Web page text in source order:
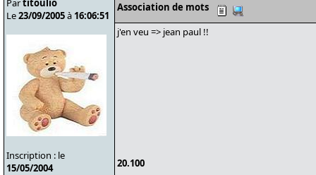
Partitoulio
Le23/09/2005à 16:06:51
Inscription : le
15/05/2004
Association de mots
j'en veu => jean paul !!
20.100